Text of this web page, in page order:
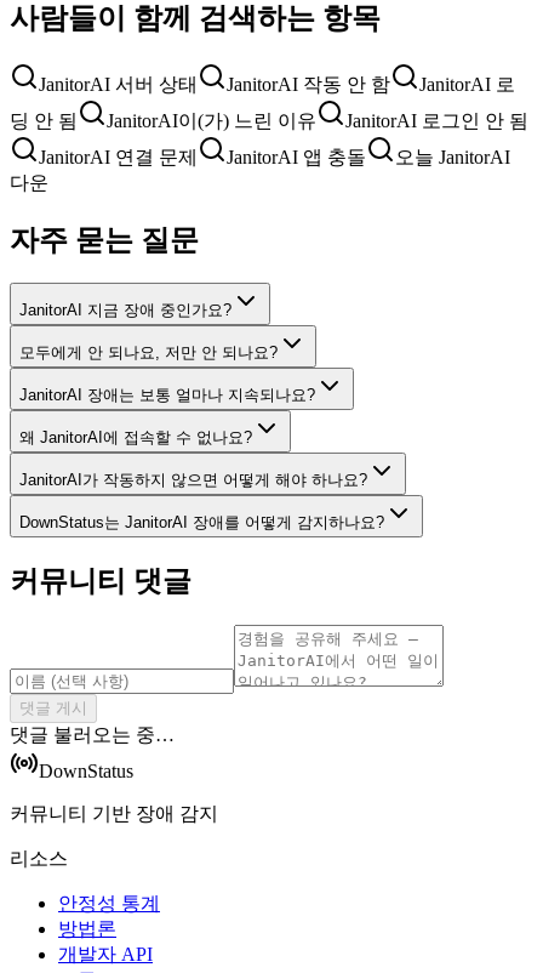
사람들이 함께 검색하는 항목
JanitorAI 서버 상태 JanitorAI 작동 안 함
JanitorAI 로
딩 안 됨
JanitorAI이(가) 느린 이유
JanitorAI 로그인 안 됨
JanitorAI 연결 문제
JanitorAI 앱 충돌
오늘 JanitorAI
다운
자주 묻는 질문
JanitorAI 지금 장애 중인가요?
모두에게 안 되나요, 저만 안 되나요?
JanitorAI 장애는 보통 얼마나 지속되나요?
왜 JanitorAI에 접속할 수 없나요?
JanitorAI가 작동하지 않으면 어떻게 해야 하나요?
DownStatus는 JanitorAI 장애를 어떻게 감지하나요?
커뮤니티 댓글
댓글 게시
댓글 불러오는 중…
DownStatus
커뮤니티 기반 장애 감지
리소스
안정성 통계
방법론
개발자 API